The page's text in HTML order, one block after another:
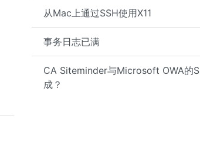
从Mac上通过SSH使用X11
事务日志已满
CA Siteminder与Microsoft OWA的
成？